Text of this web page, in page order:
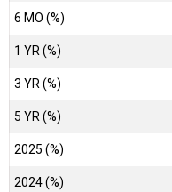
6 MO (%)
1 YR (%)
3 YR (%)
5 YR (%)
2025 (%)
2024 (%)